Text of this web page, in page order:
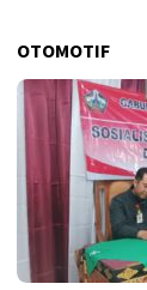
OTOMOTIF